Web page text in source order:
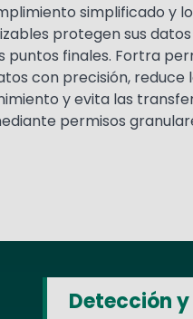
simplificado y
protegen sus datos
puntos finales. Fortra
con precisión, reduce
y evita las
permisos
Detección